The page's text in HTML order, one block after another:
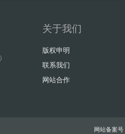
关于我们
版权申明
联系我们
网站合作
网站备案号